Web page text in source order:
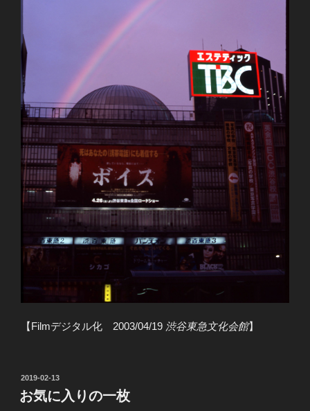
【Filmデジタル化 2003/04/19 渋谷東急文化会館】
投
稿
日:
2019-02-13
お気に入りの一枚